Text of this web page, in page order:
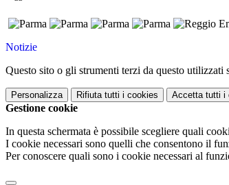
Notizie
Questo sito o gli strumenti terzi da questo
Personalizza Rifiuta tutti i cookies Accetta tutti i
Gestione cookie
In questa schermata è possibile scegliere quali
I cookie necessari sono quelli che consentono il
Per conoscere quali sono i cookie necessari al